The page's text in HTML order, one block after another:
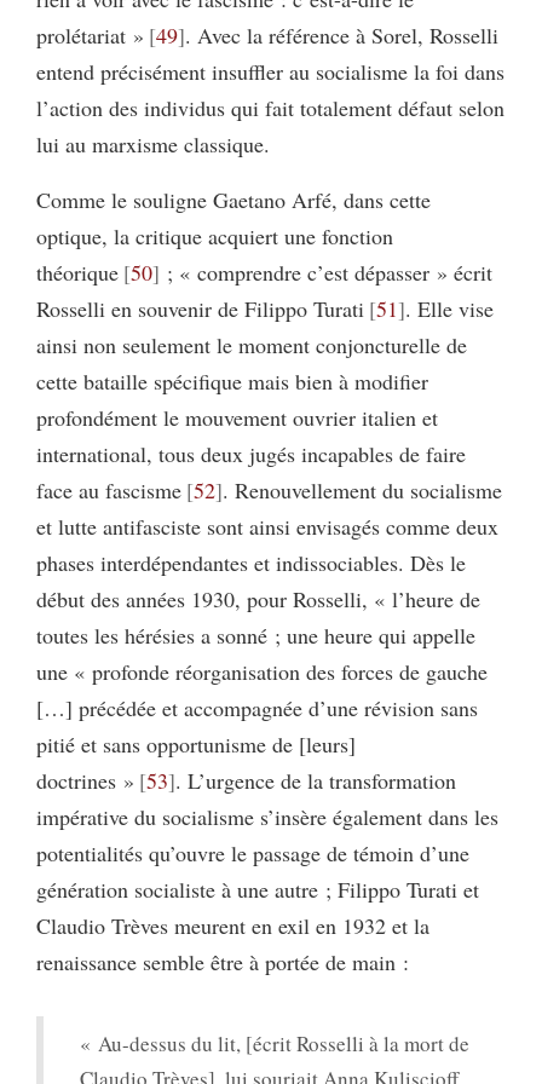
prolétariat » 49 . Avec la référence à Sorel, Rosselli
entend précisément insuffler au socialisme la foi dans
l’action des individus qui fait totalement défaut selon
lui au marxisme classique.
Comme le souligne Gaetano Arfé, dans cette
optique, la critique acquiert une fonction
théorique 50 ; « comprendre c’est dépasser » écrit
Rosselli en souvenir de Filippo Turati 51 . Elle vise
ainsi non seulement le moment conjoncturelle de
cette bataille spécifique mais bien à modifier
profondément le mouvement ouvrier italien et
international, tous deux jugés incapables de faire
face au fascisme 52 . Renouvellement du socialisme
et lutte antifasciste sont ainsi envisagés comme deux
phases interdépendantes et indissociables. Dès le
début des années 1930, pour Rosselli, « l’heure de
toutes les hérésies a sonné ; une heure qui appelle
une « profonde réorganisation des forces de gauche
[…] précédée et accompagnée d’une révision sans
pitié et sans opportunisme de [leurs]
doctrines » 53 . L’urgence de la transformation
impérative du socialisme s’insère également dans les
potentialités qu’ouvre le passage de témoin d’une
génération socialiste à une autre ; Filippo Turati et
Claudio Trèves meurent en exil en 1932 et la
renaissance semble être à portée de main :
« Au-dessus du lit, [écrit Rosselli à la mort de